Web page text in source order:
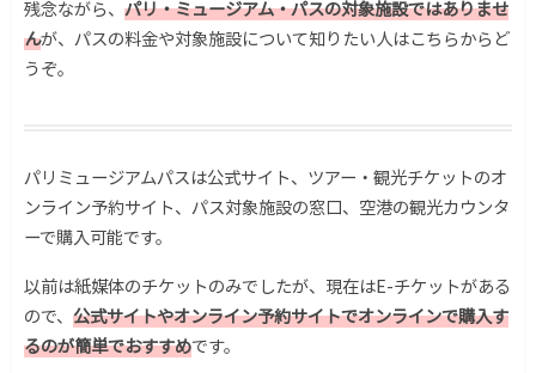
残念ながら、 パリ・ミュージアム・パスの対象施設ではありませ
んが、パスの料金や対象施設について知りたい人はこちらからど
うぞ。
パリミュージアムパスは公式サイト、ツアー・観光チケットのオ
ンライン予約サイト、パス対象施設の窓口、空港の観光カウンタ
ーで購入可能です。
以前は紙媒体のチケットのみでしたが、現在はE-チケットがある
ので、 公式サイトやオンライン予約サイトでオンラインで購入す
るのが簡単でおすすめです。